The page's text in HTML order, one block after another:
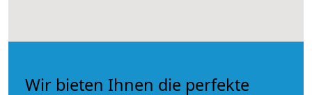
Wir bieten Ihnen die perfekte